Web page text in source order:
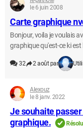
le 6 juin 2008
Carte graphique
Bonjour, voila je voulais
graphique qu'est-ce ki
32 2 août par
Alexouz
le 8 janv. 2022
Je souhaite
graphique.
Résolu